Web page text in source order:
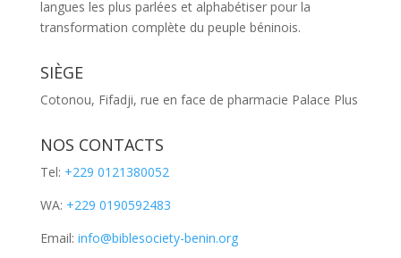
langues les plus parlées et alphabétiser pour la
transformation complète du peuple béninois.
SIÈGE
Cotonou, Fifadji, rue en face de pharmacie Palace Plus
NOS CONTACTS
Tel: +229 0121380052
WA: +229 0190592483
Email: info@biblesociety-benin.org